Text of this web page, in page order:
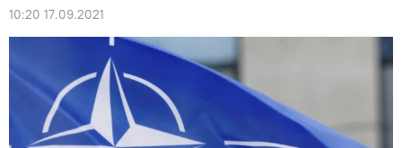
10:20 17.09.2021